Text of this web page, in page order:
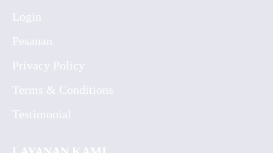
Login
Pesanan
Privacy Policy
Terms & Conditions
Testimonial